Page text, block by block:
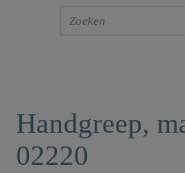
Handgreep,
02220